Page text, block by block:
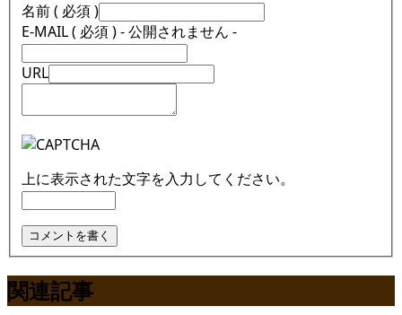
名前 ( 必須 )
E-MAIL ( 必須 ) - 公開されません -
URL
上に表示された文字を入力してください。
関連記事